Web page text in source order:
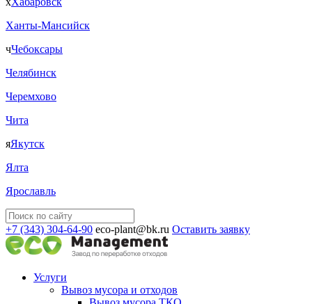
Ханты-Мансийск
чЧебоксары
Челябинск
Черемхово
Чита
яЯкутск
Ялта
Ярославль
+7 (343) 304-64-90 eco-plant@bk.ru Оставить заявку
Услуги
Вывоз мусора и отходов